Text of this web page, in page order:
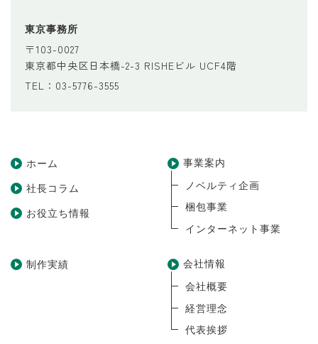
東京事務所
〒103-0027
東京都中央区日本橋-2-3 RISHEビル UCF4階
TEL：03-5776-3555
ホーム
社長コラム
お役立ち情報
事業案内
ノベルティ企画
梱包事業
インターネット事業
制作実績
会社情報
会社概要
経営理念
代表挨拶